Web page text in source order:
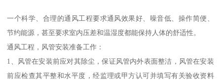
一个科学、合理的通风工程要求通风效果好、噪音低、操作简便、
节约能源，甚至要求室内压差和温湿度都能保持人体的舒适性。
通风工程，风管安装准备工作：
1、风管在安装前应对其除尘，保证风管内外表面整洁，风管在安装
前应检查其平整和水平度，经监理或甲方认可并填写有关验收资料